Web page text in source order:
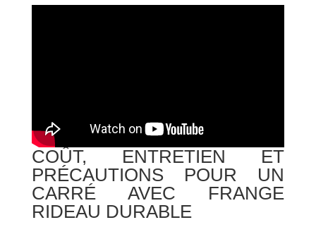
COÛT, ENTRETIEN ET
PRÉCAUTIONS POUR UN
CARRÉ AVEC FRANGE
RIDEAU DURABLE